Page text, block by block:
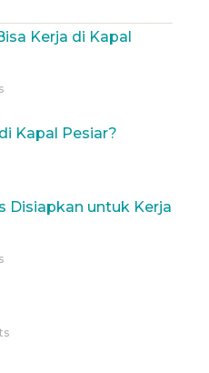
Kerja di Kapal
Kapal Pesiar?
Disiapkan untuk Kerja